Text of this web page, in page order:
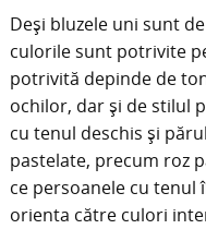
Deși bluzele uni sunt
culorile sunt potrivite
potrivită depinde de
ochilor, dar și de stilul
cu tenul deschis și
pastelate, precum roz
ce persoanele cu
orienta către culori